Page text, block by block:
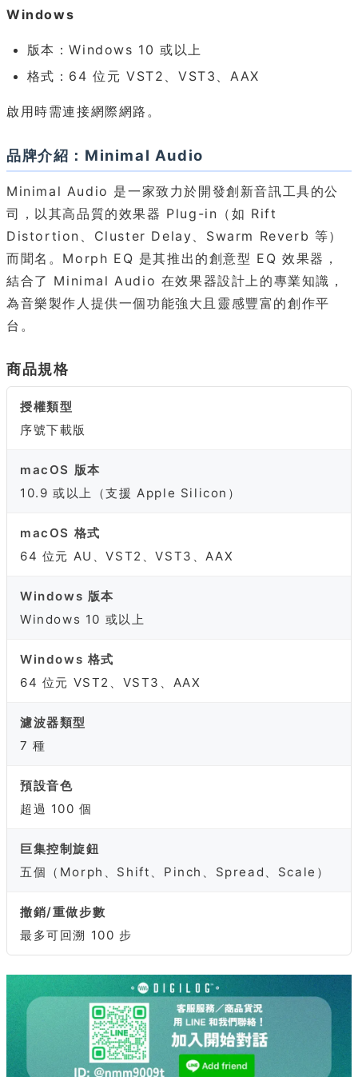
Windows
版本：Windows 10 或以上
格式：64 位元 VST2、VST3、AAX
啟用時需連接網際網路。
品牌介紹：Minimal Audio
Minimal Audio 是一家致力於開發創新音訊工具的公
司，以其高品質的效果器 Plug-in（如 Rift
Distortion、Cluster Delay、Swarm Reverb 等）
而聞名。Morph EQ 是其推出的創意型 EQ 效果器，
結合了 Minimal Audio 在效果器設計上的專業知識，
為音樂製作人提供一個功能強大且靈感豐富的創作平
台。
商品規格
授權類型
序號下載版
macOS 版本
10.9 或以上（支援 Apple Silicon）
macOS 格式
64 位元 AU、VST2、VST3、AAX
Windows 版本
Windows 10 或以上
Windows 格式
64 位元 VST2、VST3、AAX
濾波器類型
7 種
預設音色
超過 100 個
巨集控制旋鈕
五個（Morph、Shift、Pinch、Spread、Scale）
撤銷/重做步數
最多可回溯 100 步